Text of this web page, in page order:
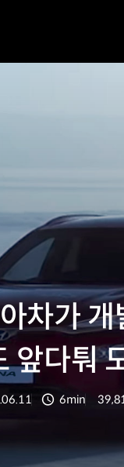
차가 개
앞다퉈
6min